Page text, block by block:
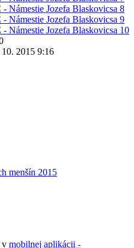
10. 2015 9:16
menšín 2015
v mobilnej aplikácii -